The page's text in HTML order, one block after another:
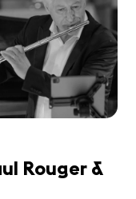
Rouger &